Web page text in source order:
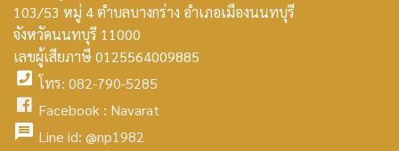
smt2
home
icon
103/53 หมู่ 4 ตำบลบางกร่าง อำเภอเมืองนนทบุรี
จังหวัดนนทบุรี 11000
เลขผู้เสียภาษี 0125564009885
facebook
icon
โทร: 082-790-5285
facebook
Facebook : Navarat
Line id: @np1982